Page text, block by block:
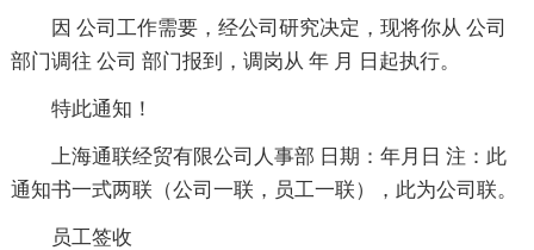
因 公司工作需要，经公司研究决定，现将你从 公司
部门调往 公司 部门报到，调岗从 年 月 日起执行。
特此通知！
上海通联经贸有限公司人事部 日期：年月日 注：此
通知书一式两联（公司一联，员工一联），此为公司联。
员工签收